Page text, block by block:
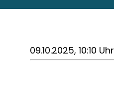
09.10.2025, 10:10 Uhr